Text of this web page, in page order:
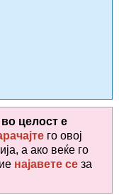
во целост е
го овој
а ако веќе го
најавете се за